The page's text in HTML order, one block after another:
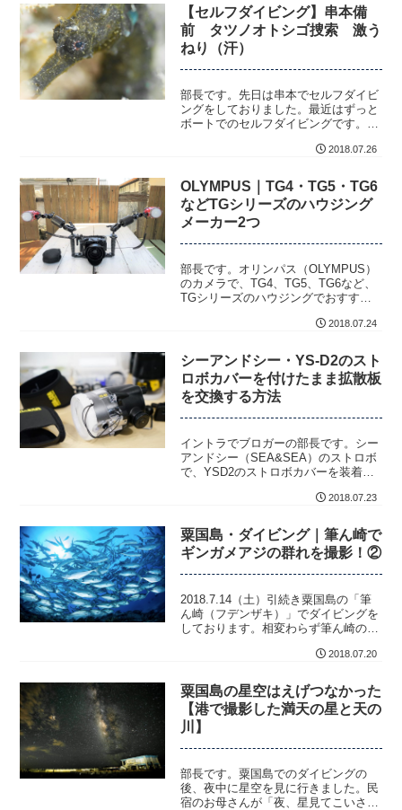
【セルフダイビング】串本備
前 タツノオトシゴ捜索 激う
ねり（汗）
部長です。先日は串本でセルフダイビ
ングをしておりました。最近はずっと
ボートでのセルフダイビングです。本
2018.07.26
OLYMPUS｜TG4・TG5・TG6
などTGシリーズのハウジング
メーカー2つ
部長です。オリンパス（OLYMPUS）
のカメラで、TG4、TG5、TG6など、
TGシリーズのハウジングでおすすめ
2018.07.24
シーアンドシー・YS-D2のスト
ロボカバーを付けたまま拡散板
を交換する方法
イントラでブロガーの部長です。シー
アンドシー（SEA&SEA）のストロボ
で、YSD2のストロボカバーを装着し
2018.07.23
粟国島・ダイビング｜筆ん崎で
ギンガメアジの群れを撮影！②
2018.7.14（土）引続き粟国島の「筆
ん崎（フデンザキ）」でダイビングを
しております。相変わらず筆ん崎のか
2018.07.20
粟国島の星空はえげつなかった
【港で撮影した満天の星と天の
川】
部長です。粟国島でのダイビングの
後、夜中に星空を見に行きました。民
宿のお母さんが「夜、星見てこいさ